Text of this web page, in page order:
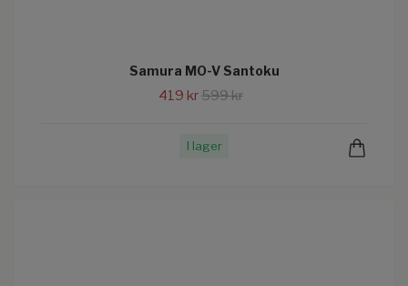
Samura MO-V Santoku
419 kr599 kr
I lager